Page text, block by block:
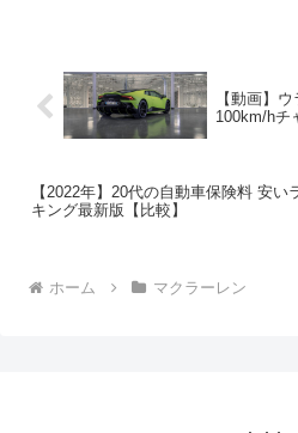
【動画】
100km/hチ
【2022年】20代の自動車保険料 安い
キング最新版【比較】
ホーム マクラーレン